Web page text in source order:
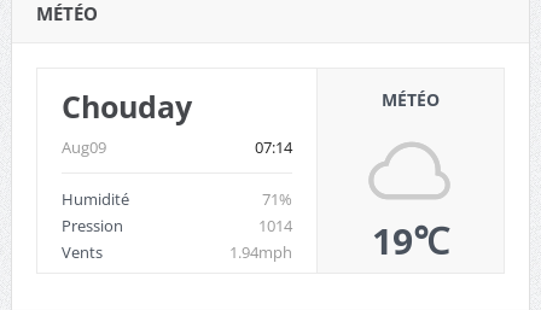
MÉTÉO
Chouday
Aug09 07:14
Humidité
71%
Pression
1014
Vents
1.94mph
MÉTÉO
19℃